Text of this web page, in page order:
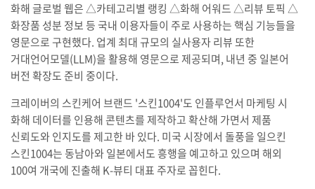
화해 글로벌 웹은 △카테고리별 랭킹 △화해 어워드 △리뷰 토픽 △
화장품 성분 정보 등 국내 이용자들이 주로 사용하는 핵심 기능들을
영문으로 구현했다. 업계 최대 규모의 실사용자 리뷰 또한
거대언어모델(LLM)을 활용해 영문으로 제공되며, 내년 중 일본어
버전 확장도 준비 중이다.
크레이버의 스킨케어 브랜드 '스킨1004'도 인플루언서 마케팅 시
화해 데이터를 인용해 콘텐츠를 제작하고 확산해 가면서 제품
신뢰도와 인지도를 제고한 바 있다. 미국 시장에서 돌풍을 일으킨
스킨1004는 동남아와 일본에서도 흥행을 예고하고 있으며 해외
100여 개국에 진출해 K-뷰티 대표 주자로 꼽힌다.